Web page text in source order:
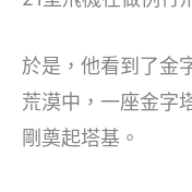
於是，他看到了金
荒漠中，一座金字
剛奠起塔基。